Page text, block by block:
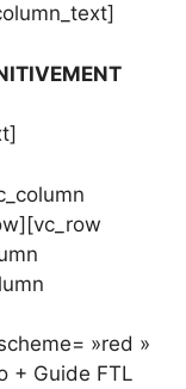
»red »
+ Guide FTL